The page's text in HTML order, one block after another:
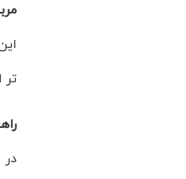
تر
در